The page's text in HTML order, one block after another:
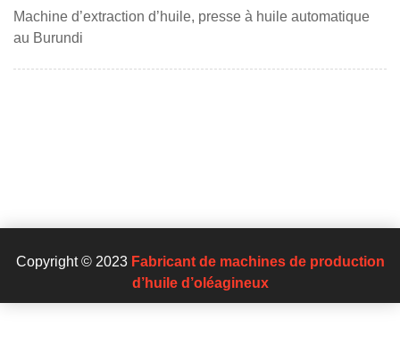
Machine d’extraction d’huile, presse à huile automatique
au Burundi
Copyright © 2023 Fabricant de machines de production
d’huile d’oléagineux